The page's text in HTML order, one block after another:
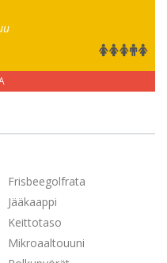
Frisbeegolfrata
Jääkaappi
Keittotaso
Mikroaaltouuni